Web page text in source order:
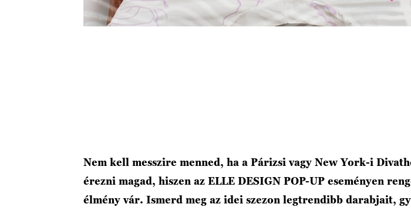
Nem kell messzire menned, ha a Párizsi vagy New York-i
érezni magad, hiszen az ELLE DESIGN POP-UP eseményen
élmény vár. Ismerd meg az idei szezon legtrendibb darabjait,